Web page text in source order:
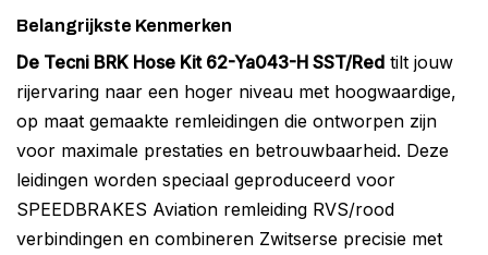
Belangrijkste Kenmerken
De Tecni BRK Hose Kit 62-Ya043-H SST/Red tilt jouw
rijervaring naar een hoger niveau met hoogwaardige,
op maat gemaakte remleidingen die ontworpen zijn
voor maximale prestaties en betrouwbaarheid. Deze
leidingen worden speciaal geproduceerd voor
SPEEDBRAKES Aviation remleiding RVS/rood
verbindingen en combineren Zwitserse precisie met